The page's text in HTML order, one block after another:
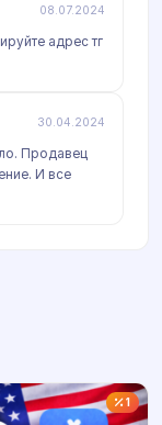
08.07.2024
адрес тг
30.04.2024
Продавец
И все
1